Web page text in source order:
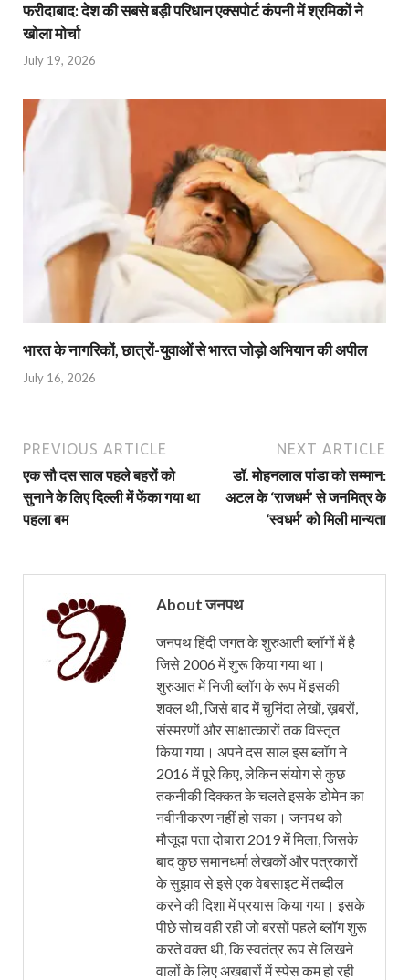
फरीदाबाद: देश की सबसे बड़ी परिधान एक्सपोर्ट कंपनी में श्रमिकों ने
खोला मोर्चा
July 19, 2026
भारत के नागरिकों, छात्रों-युवाओं से भारत जोड़ो अभियान की अपील
July 16, 2026
PREVIOUS ARTICLE
एक सौ दस साल पहले बहरों को
सुनाने के लिए दिल्ली में फेंका गया था
पहला बम
NEXT ARTICLE
डॉ. मोहनलाल पांडा को सम्मान:
अटल के ‘राजधर्म’ से जनमित्र के
‘स्वधर्म’ को मिली मान्यता
About जनपथ
जनपथ हिंदी जगत के शुरुआती ब्लॉगों में है
जिसे 2006 में शुरू किया गया था।
शुरुआत में निजी ब्लॉग के रूप में इसकी
शक्ल थी, जिसे बाद में चुनिंदा लेखों, ख़बरों,
संस्मरणों और साक्षात्कारों तक विस्तृत
किया गया। अपने दस साल इस ब्लॉग ने
2016 में पूरे किए, लेकिन संयोग से कुछ
तकनीकी दिक्कत के चलते इसके डोमेन का
नवीनीकरण नहीं हो सका। जनपथ को
मौजूदा पता दोबारा 2019 में मिला, जिसके
बाद कुछ समानधर्मा लेखकों और पत्रकारों
के सुझाव से इसे एक वेबसाइट में तब्दील
करने की दिशा में प्रयास किया गया। इसके
पीछे सोच वही रही जो बरसों पहले ब्लॉग शुरू
करते वक्त थी, कि स्वतंत्र रूप से लिखने
वालों के लिए अखबारों में स्पेस कम हो रही